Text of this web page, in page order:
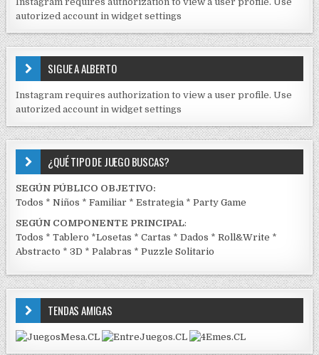
D
S
E
J
C
K
autorized account in widget settings
SIGUE A ALBERTO
Instagram requires authorization to view a user profile. Use
autorized account in widget settings
¿QUÉ TIPO DE JUEGO BUSCAS?
SEGÚN PÚBLICO OBJETIVO:
Todos *Niños *Familiar *Estrategia *Party Game
SEGÚN COMPONENTE PRINCIPAL:
Todos *Tablero *Losetas *Cartas *Dados *Roll&Write *
Abstracto *3D *Palabras *Puzzle Solitario
TENDAS AMIGAS